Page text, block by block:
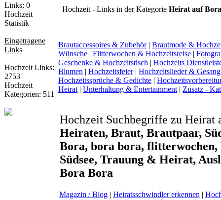
Hochzeit
Statistik
Eingetragene
Links
Hochzeit Links:
2753
Hochzeit
Kategorien: 511
Hochzeit - Links in der Kategorie Heirat auf
Brautaccessoires & Zubehör| Brautmode &
Wünsche | Flitterwochen & Hochzeitsreise |
Geschenke & Hochzeitstisch | Hochzeits
Blumen | Hochzeitsfeier| Hochzeitslieder & Gesang
Hochzeitssprüche & Gedichte |
Heirat| Unterhaltung & Entertainment| Zusatz -
Hochzeit Suchbegriffe zu
Heiraten, Braut, Brautpaar,
Bora, bora bora,
Südsee, Trauung & Heirat,
Bora Bora
Magazin / Blog| Heiratsschwindler erkennen|